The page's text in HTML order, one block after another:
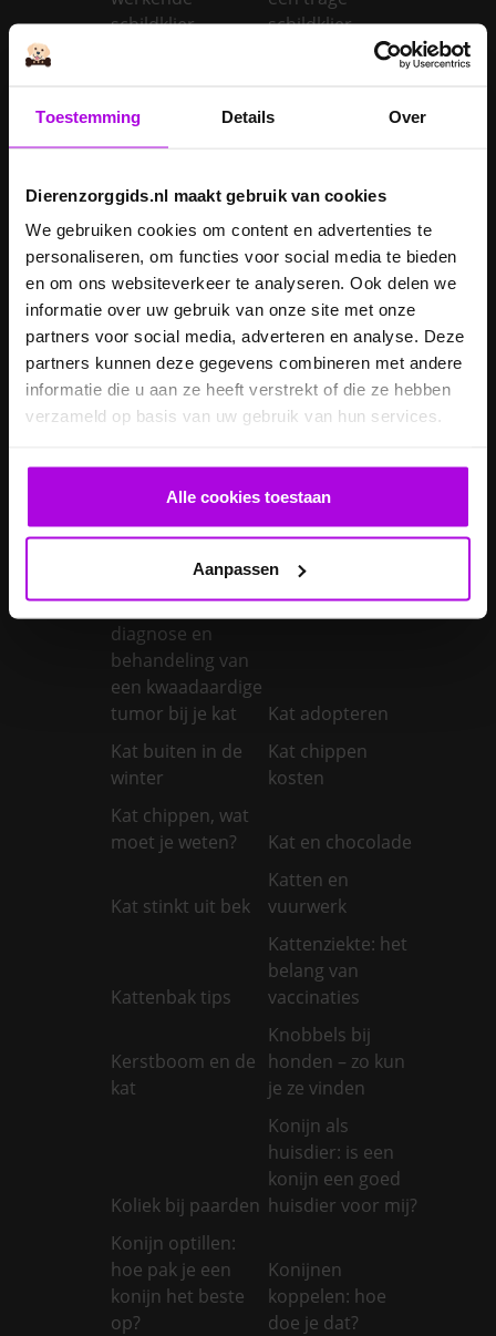
Toestemming Details Over
Dierenzorggids.nl maakt gebruik van cookies
We gebruiken cookies om content en advertenties te
personaliseren, om functies voor social media te bieden
en om ons websiteverkeer te analyseren. Ook delen we
informatie over uw gebruik van onze site met onze
partners voor social media, adverteren en analyse. Deze
partners kunnen deze gegevens combineren met andere
informatie die u aan ze heeft verstrekt of die ze hebben
verzameld op basis van uw gebruik van hun services.
Alle cookies toestaan
Aanpassen
schildklier
schildklier
Inentingen hond
Is een kerstboom
honden?
geopereerd – wat
kan je
verwachten?
Je kat naar een
pension brengen
Je kat wordt
geopereerd – wat
kan je
verwachten?
Je kater laten
castreren
vaccineren
Kanker bij honden
Kanker bij katten:
symptomen,
diagnose en
behandeling van
een kwaadaardige
tumor bij je kat
Kat adopteren
Kat buiten in de
winter
Kat chippen
kosten
Kat chippen, wat
moet je weten?
Kat en chocolade
Kat stinkt uit bek
Katten en
vuurwerk
Kattenbak tips
Kattenziekte: het
belang van
vaccinaties
Kerstboom en de
kat
Knobbels bij
honden – zo kun
je ze vinden
Koliek bij paarden
Konijn als
huisdier: is een
konijn een goed
huisdier voor mij?
Konijn optillen:
hoe pak je een
konijn het beste
op?
Konijnen
koppelen: hoe
doe je dat?